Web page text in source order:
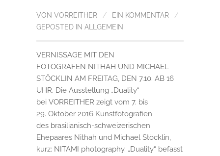
VON VORREITHER / EIN KOMMENTAR
/
GEPOSTED IN ALLGEMEIN
VERNISSAGE MIT DEN
FOTOGRAFEN NITHAH UND MICHAEL
STÖCKLIN AM FREITAG, DEN 7.10. AB 16
UHR. Die Ausstellung „Duality“
bei VORREITHER zeigt vom 7. bis
29. Oktober 2016 Kunstfotografien
des brasilianisch-schweizerischen
Ehepaares Nithah und Michael Stöcklin,
kurz: NITAMI photography. „Duality“ befasst